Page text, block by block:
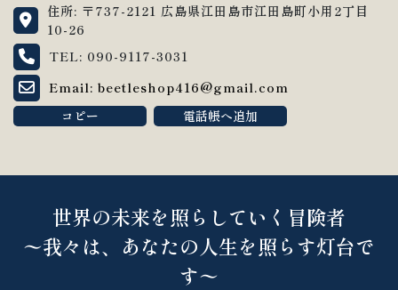
住所: 〒737-2121 広島県江田島市江田島町小用2丁目
10-26
TEL: 090-9117-3031
Email: beetleshop416@gmail.com
コピー
電話帳へ追加
世界の未来を照らしていく冒険者
〜我々は、あなたの人生を照らす灯台で
す〜